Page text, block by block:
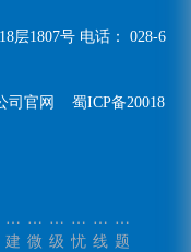
层1807号 电话： 028-6
司官网 蜀ICP备20018
住
建
微
微
二
级
无
忧
在
线
练
题